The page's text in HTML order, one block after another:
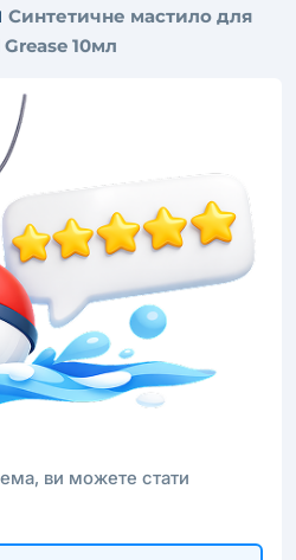
Синтетичне мастило для
10мл
ви можете стати